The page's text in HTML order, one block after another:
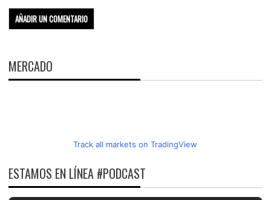
MERCADO
Track all markets on TradingView
ESTAMOS EN LÍNEA #PODCAST